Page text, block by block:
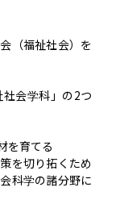
（福祉社会）を
会学科」の2つ
を育てる
を切り拓くため
科学の諸分野に